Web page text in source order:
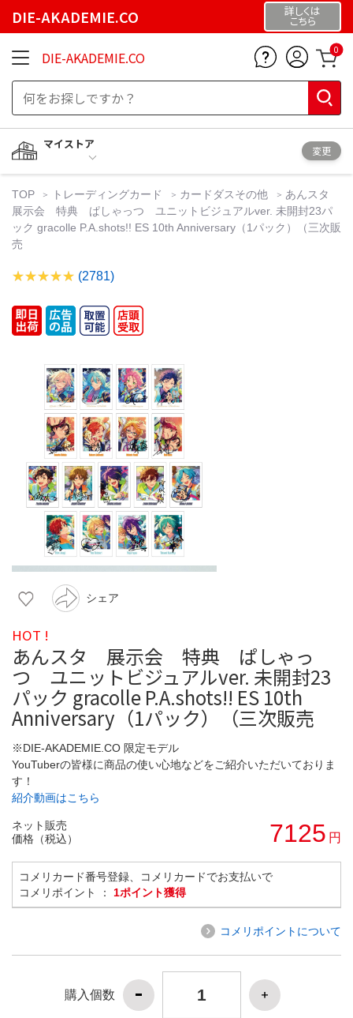
DIE-AKADEMIE.CO 詳しくは
こちら
DIE-AKADEMIE.CO 0
マイストア
変更
TOP トレーディングカード カードダスその他
あんスタ
展示会 特典 ぱしゃっつ ユニットビジュアルver. 未開封23パ
ック gracolle P.A.shots!! ES 10th Anniversary（1パック）（三次販
売
(2781)
シェア
HOT !
あんスタ 展示会 特典 ぱしゃっ
つ ユニットビジュアルver. 未開封23
パック gracolle P.A.shots!! ES 10th
Anniversary（1パック）（三次販売
※DIE-AKADEMIE.CO 限定モデル
YouTuberの皆様に商品の使い心地などをご紹介いただいておりま
す！
紹介動画はこちら
ネット販売
価格（税込）
7125 円
コメリカード番号登録、コメリカードでお支払いで
コメリポイント ： 1ポイント獲得
コメリポイントについて
購入個数